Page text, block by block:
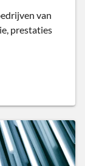
van
prestaties